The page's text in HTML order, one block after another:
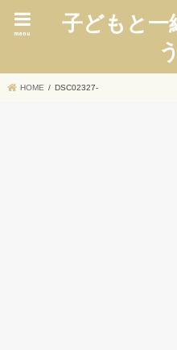
子どもと一
menu
HOME DSC02327-